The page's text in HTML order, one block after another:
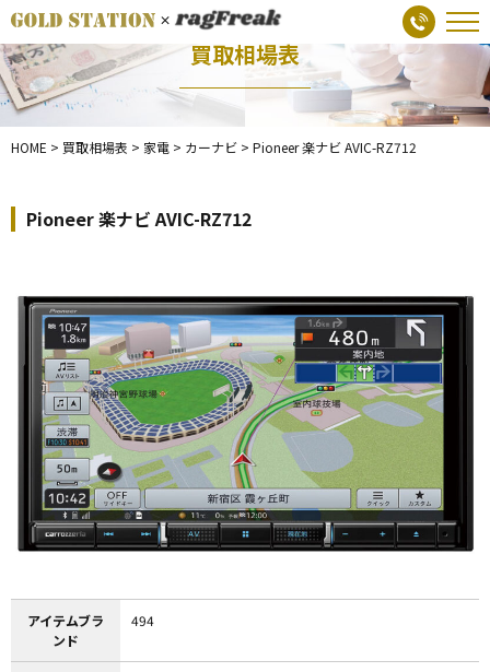
買取相場表
HOME > 買取相場表 > 家電 > カーナビ > Pioneer 楽ナビ AVIC-RZ712
Pioneer 楽ナビ AVIC-RZ712
アイテムブラ
ンド
494